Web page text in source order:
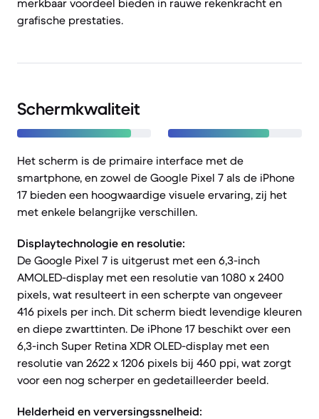
merkbaar voordeel bieden in rauwe rekenkracht en
grafische prestaties.
Schermkwaliteit
Het scherm is de primaire interface met de
smartphone, en zowel de Google Pixel 7 als de iPhone
17 bieden een hoogwaardige visuele ervaring, zij het
met enkele belangrijke verschillen.
Displaytechnologie en resolutie:
De Google Pixel 7 is uitgerust met een 6,3-inch
AMOLED-display met een resolutie van 1080 x 2400
pixels, wat resulteert in een scherpte van ongeveer
416 pixels per inch. Dit scherm biedt levendige kleuren
en diepe zwarttinten. De iPhone 17 beschikt over een
6,3-inch Super Retina XDR OLED-display met een
resolutie van 2622 x 1206 pixels bij 460 ppi, wat zorgt
voor een nog scherper en gedetailleerder beeld.
Helderheid en verversingssnelheid: